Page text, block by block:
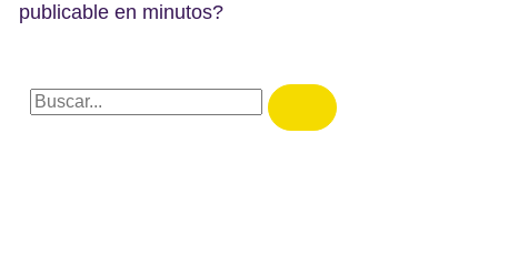
publicable en minutos?